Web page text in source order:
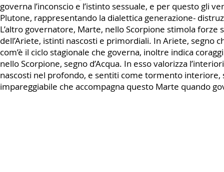
governa l’inconscio e l’istinto sessuale, e per questo gli
Plutone, rappresentando la dialettica generazione-
L’altro governatore, Marte, nello Scorpione stimola
dell’Ariete, istinti nascosti e primordiali. In Ariete, segno
com’è il ciclo stagionale che governa, inoltre indica
nello Scorpione, segno d’Acqua. In esso valorizza
nascosti nel profondo, e sentiti come tormento interiore,
impareggiabile che accompagna questo Marte quando